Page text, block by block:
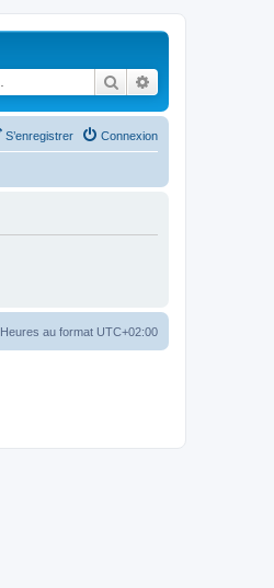
Rechercher
Connexion
S’enregistrer
Heures au format UTC+02:00